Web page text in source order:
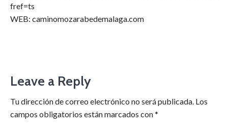
fref=ts
WEB: caminomozarabedemalaga.com
Leave a Reply
Tu dirección de correo electrónico no será publicada. Los
campos obligatorios están marcados con*